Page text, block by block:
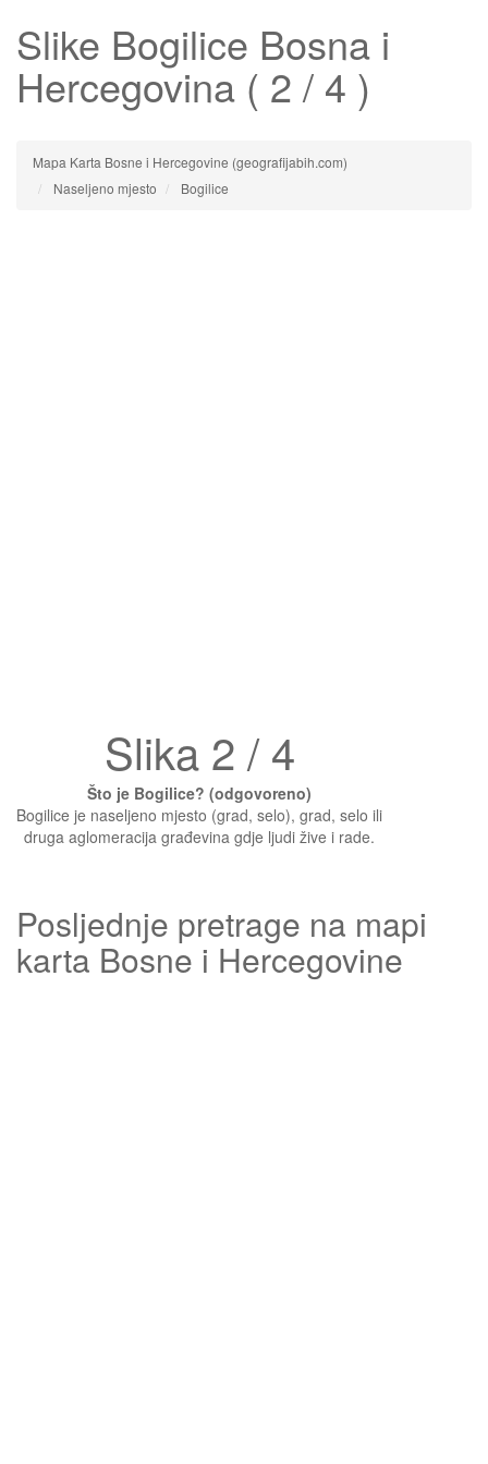
Slike Bogilice Bosna i
Hercegovina ( 2 / 4 )
Mapa Karta Bosne i Hercegovine (geografijabih.com)
Naseljeno mjesto
Bogilice
Slika 2 / 4
Što je Bogilice? (odgovoreno)
Bogilice je naseljeno mjesto (grad, selo), grad, selo ili
druga aglomeracija građevina gdje ljudi žive i rade.
Posljednje pretrage na mapi
karta Bosne i Hercegovine